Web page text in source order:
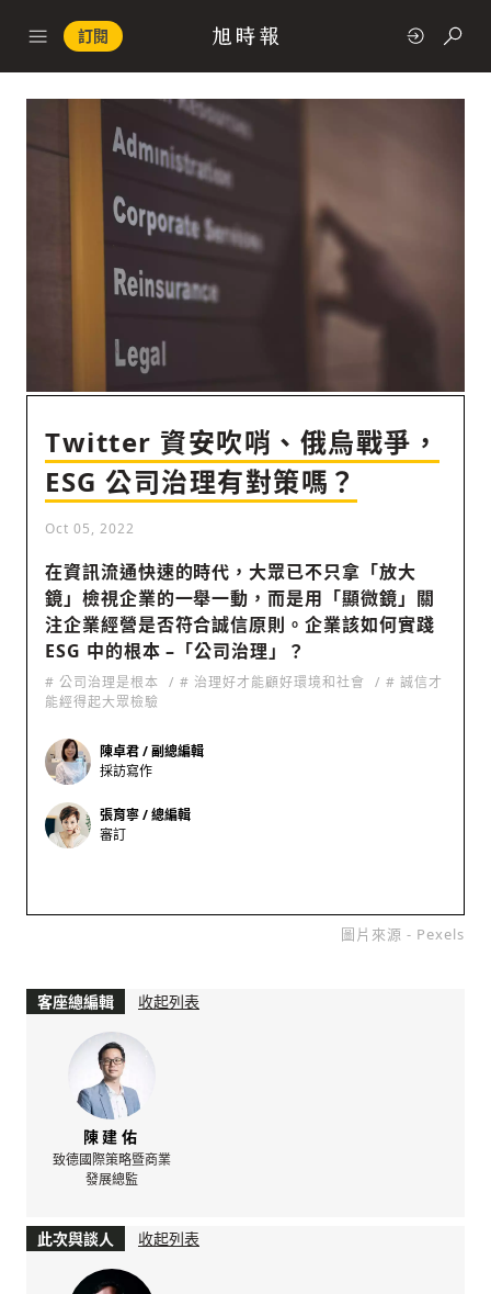
訂閱
政治
科技
社會
Twitter 資安吹哨、俄烏戰爭，
ESG 公司治理有對策嗎？
Oct 05, 2022
在資訊流通快速的時代，大眾已不只拿「放大
鏡」檢視企業的一舉一動，而是用「顯微鏡」關
注企業經營是否符合誠信原則。企業該如何實踐
ESG 中的根本 –「公司治理」？
# 公司治理是根本 # 治理好才能顧好環境和社會
# 誠信才
能經得起大眾檢驗
陳卓君 / 副總編輯
採訪寫作
張育寧 / 總編輯
審訂
圖片來源 - Pexels
客座總編輯 收起列表
陳建佑
致德國際策略暨商業
發展總監
此次與談人 收起列表